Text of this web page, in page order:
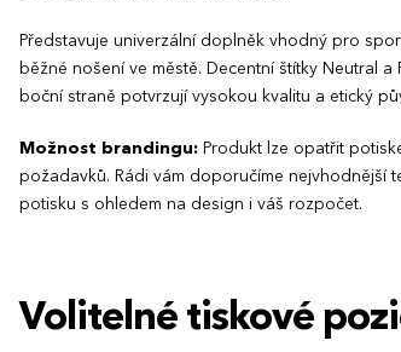
Představuje univerzální doplněk vhodný pro
běžné nošení ve městě. Decentní štítky Neutral a
boční straně potvrzují vysokou kvalitu a etický
Možnost brandingu: Produkt lze opatřit
požadavků. Rádi vám doporučíme nejvhodnější
potisku s ohledem na design i váš rozpočet.
Volitelné tiskové